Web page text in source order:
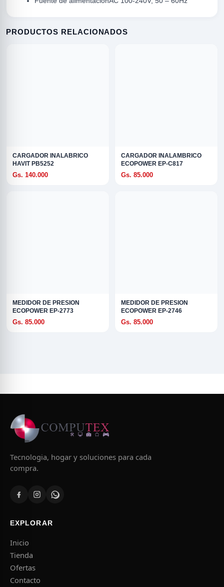
PRODUCTOS RELACIONADOS
CARGADOR INALABRICO
HAVIT PB5252
Gs. 140.000
CARGADOR INALAMBRICO
ECOPOWER EP-C817
Gs. 85.000
MEDIDOR DE PRESION
ECOPOWER EP-2773
Gs. 85.000
MEDIDOR DE PRESION
ECOPOWER EP-2746
Gs. 85.000
Tecnologia, hogar y soluciones para cada
compra.
EXPLORAR
Inicio
Tienda
Ofertas
Contacto